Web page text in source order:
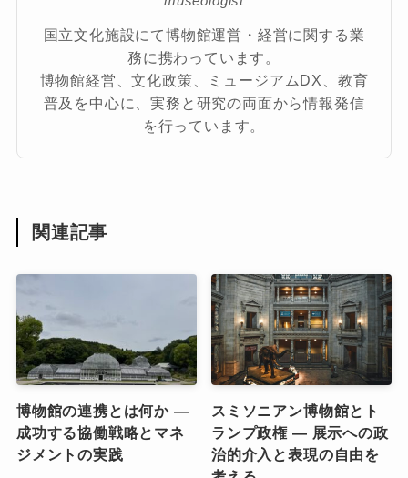
国立文化施設にて博物館運営・経営に関する業
務に携わっています。
博物館経営、文化政策、ミュージアムDX、教育
普及を中心に、実務と研究の両面から情報発信
を行っています。
関連記事
博物館の連携とは何か ―
成功する協働戦略とマネ
ジメントの実践
スミソニアン博物館とト
ランプ政権 ― 展示への政
治的介入と表現の自由を